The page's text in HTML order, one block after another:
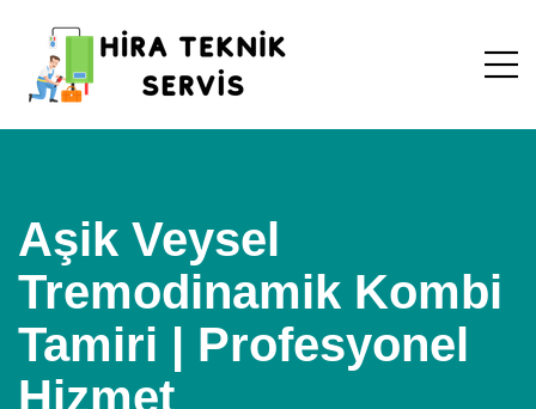
Aşik Veysel
Tremodinamik Kombi
Tamiri | Profesyonel
Hizmet